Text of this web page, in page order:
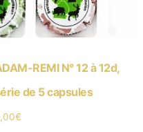
REMI N° 12 à 12d,
de 5 capsules
€